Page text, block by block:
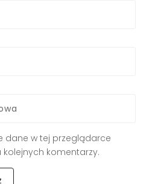
dane w tej przeglądarce
komentarzy.